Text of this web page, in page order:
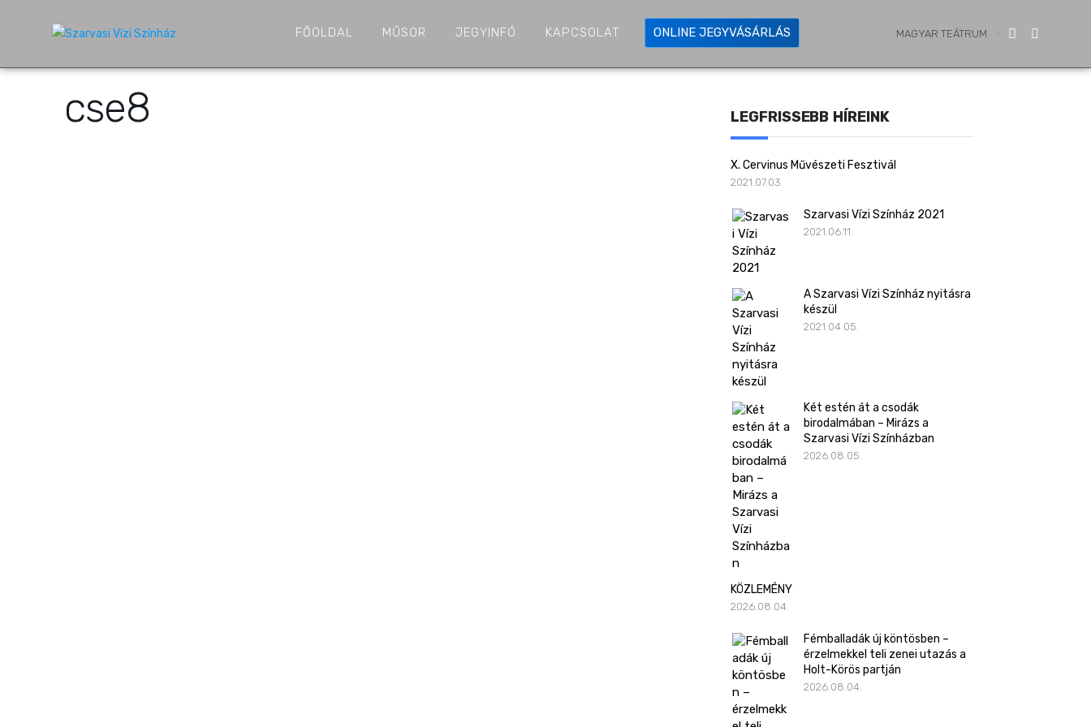
FŐOLDAL MŰSOR JEGYINFÓ KAPCSOLAT ONLINE JEGYVÁSÁRLÁS MAGYAR TEÁTRUM
cse8 LEGFRISSEBB HÍREINK
X. Cervinus Művészeti Fesztivál
2021.07.03.
Szarvasi Vízi Színház 2021
2021.06.11.
A Szarvasi Vízi Színház nyitásra
készül
2021.04.05.
Két estén át a csodák
birodalmában – Mirázs a
Szarvasi Vízi Színházban
2026.08.05.
KÖZLEMÉNY
2026.08.04.
Fémballadák új köntösben –
érzelmekkel teli zenei utazás a
Holt-Körös partján
2026.08.04.